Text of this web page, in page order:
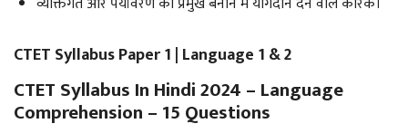
CTET Syllabus Paper 1 | Language 1 & 2
CTET Syllabus In Hindi 2024 – Language
Comprehension – 15 Questions